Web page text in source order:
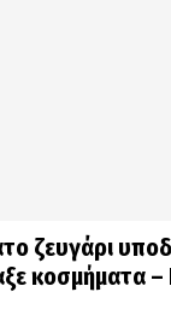
ζευγάρι
κοσμήματα –